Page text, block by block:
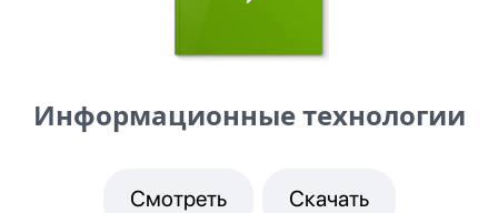
Информационные технологии
Смотреть Скачать